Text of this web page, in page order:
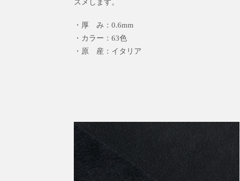
スメします。
・厚 み：0.6mm
・カラー：63色
・原 産：イタリア